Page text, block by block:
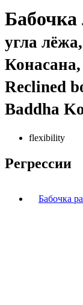
Бабочка
угла
Reclined
Baddha
flexibility
Регрессии
Бабочка